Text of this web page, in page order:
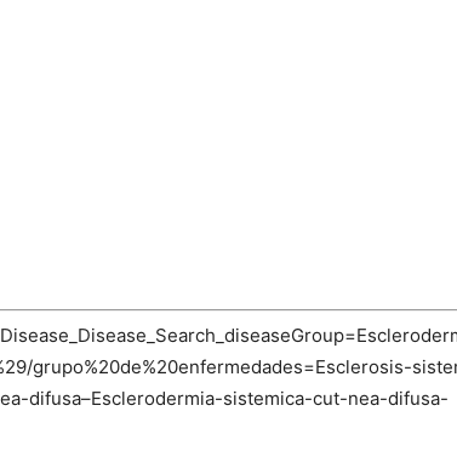
grupo%20de%20enfermedades=Esclerosis-
difusa–Esclerodermia-sistemica-cut-nea-difusa-